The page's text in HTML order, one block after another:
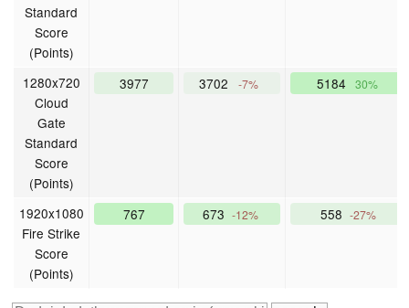
Standard
Score
(Points)
1280x720
Cloud
Gate
Standard
Score
(Points)
3977 3702 -7% 5184 30%
1920x1080
Fire Strike
Score
(Points)
767 673 -12% 558 -27%